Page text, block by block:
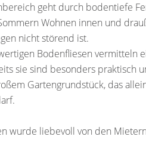
geht durch bodentiefe
Wohnen innen und
nicht störend ist.
Bodenfliesen vermitteln
sie sind besonders praktisch
Gartengrundstück, das
wurde liebevoll von den